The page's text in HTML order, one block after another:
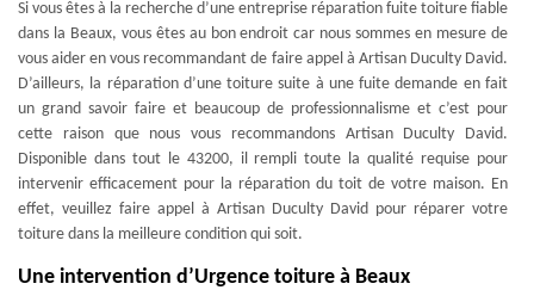
Si vous êtes à la recherche d’une entreprise réparation fuite toiture fiable
dans la Beaux, vous êtes au bon endroit car nous sommes en mesure de
vous aider en vous recommandant de faire appel à Artisan Duculty David.
D’ailleurs, la réparation d’une toiture suite à une fuite demande en fait
un grand savoir faire et beaucoup de professionnalisme et c’est pour
cette raison que nous vous recommandons Artisan Duculty David.
Disponible dans tout le 43200, il rempli toute la qualité requise pour
intervenir efficacement pour la réparation du toit de votre maison. En
effet, veuillez faire appel à Artisan Duculty David pour réparer votre
toiture dans la meilleure condition qui soit.
Une intervention d’Urgence toiture à Beaux